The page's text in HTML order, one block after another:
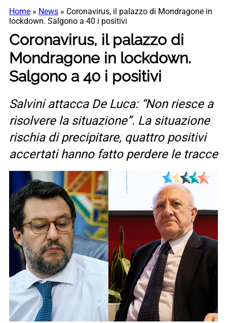
Home » News » Coronavirus, il palazzo di Mondragone in
lockdown. Salgono a 40 i positivi
Coronavirus, il palazzo di
Mondragone in lockdown.
Salgono a 40 i positivi
Salvini attacca De Luca: “Non riesce a
risolvere la situazione”. La situazione
rischia di precipitare, quattro positivi
accertati hanno fatto perdere le tracce